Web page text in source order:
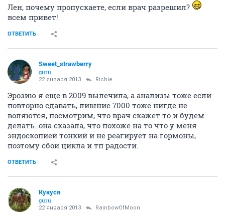
Лен, почему пропускаете, если врач разрешил?
всем привет!
ОТВЕТИТЬ
Sweet_strawberry
guru
22 января 2013 Richie
Эрозию я еще в 2009 вылечила, а анализы тоже если
повторно сдавать, лишние 7000 тоже нигде не
воляются, посмотрим, что врач скажет то и будем
делать..она сказала, что похоже на то что у меня
эндоскопией тонкий и не реагирует на гормоны,
поэтому сбои цикла и тп радости.
ОТВЕТИТЬ
Кукуся
guru
22 января 2013 RainbowOfMoon